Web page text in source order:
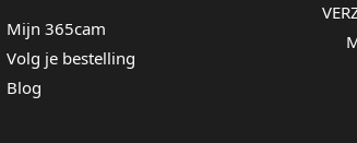
Mijn 365cam
Volg je bestelling
Blog